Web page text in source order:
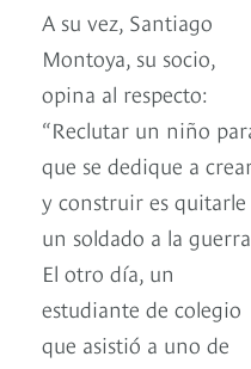
A su vez, Santiago
Montoya, su socio,
opina al respecto:
“Reclutar un niño
que se dedique a
y construir es quitarle
un soldado a la
El otro día, un
estudiante de colegio
que asistió a uno de